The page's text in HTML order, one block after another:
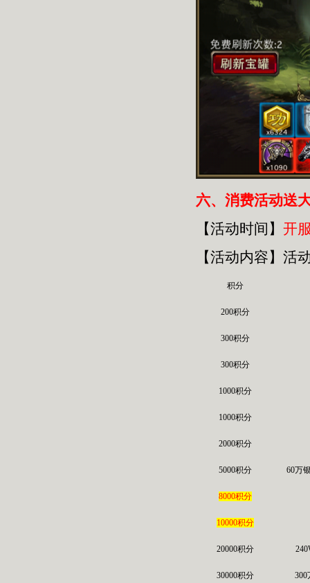
六、消费活动送
【活动时间】 开
【活动内容】活
积分
200积分
300积分
300积分
1000积分
1000积分
2000积分
5000积分 60万
8000积分
10000积分
20000积分
30000积分